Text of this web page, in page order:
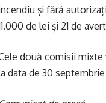
și fără
de lei și 21 de
două comisii mixte
data de 30